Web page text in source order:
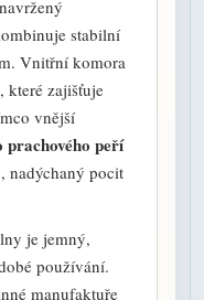
stabilní
Vnitřní komora
, které zajišťuje
vnější
prachového peří
nadýchaný pocit
je jemný,
používání.
manufaktuře